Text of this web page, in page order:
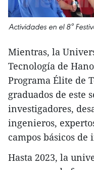
Actividades en el 8°
Mientras, la
Tecnología de
Programa Élite de
graduados de este
investigadores,
ingenieros,
campos básicos
Hasta 2023, la